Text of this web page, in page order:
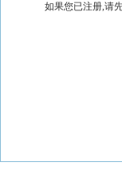
如果您已注册,请